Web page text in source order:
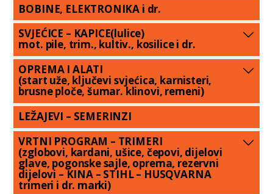
BOBINE, ELEKTRONIKA i dr.
SVJEĆICE – KAPICE(lulice)
mot. pile, trim., kultiv., kosilice i dr.
OPREMA I ALATI
(start uže, ključevi svjećica, karnisteri,
brusne ploče, šumar. klinovi, remeni)
LEŽAJEVI – SEMERINZI
VRTNI PROGRAM – TRIMERI
(zglobovi, kardani, ušice, čepovi, dijelovi
glave, pogonske sajle, oprema, rezervni
dijelovi – KINA – STIHL – HUSQVARNA
trimeri i dr. marki)